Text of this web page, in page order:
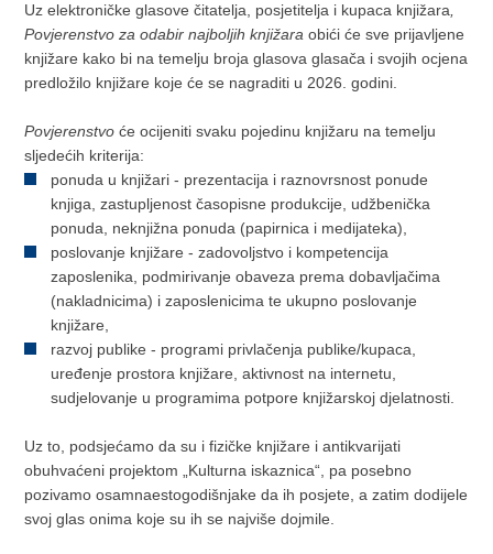
Uz elektroničke glasove čitatelja, posjetitelja i kupaca knjižara
Povjerenstvo za odabir najboljih knjižara obići će sve prijavljene
knjižare kako bi na temelju broja glasova glasača i svojih ocjena
predložilo knjižare koje će se nagraditi u 2026. godini.
Povjerenstvo će ocijeniti svaku pojedinu knjižaru na temelju
sljedećih kriterija:
ponuda u knjižari - prezentacija i raznovrsnost ponude
knjiga, zastupljenost časopisne produkcije, udžbenička
ponuda, neknjižna ponuda (papirnica i medijateka),
poslovanje knjižare - zadovoljstvo i kompetencija
zaposlenika, podmirivanje obaveza prema dobavljačima
(nakladnicima) i zaposlenicima te ukupno poslovanje
knjižare,
razvoj publike - programi privlačenja publike/kupaca,
uređenje prostora knjižare, aktivnost na internetu,
sudjelovanje u programima potpore knjižarskoj djelatnosti.
Uz to, podsjećamo da su i fizičke knjižare i antikvarijati
obuhvaćeni projektom „Kulturna iskaznica“, pa posebno
pozivamo osamnaestogodišnjake da ih posjete, a zatim dodijele
svoj glas onima koje su ih se najviše dojmile.